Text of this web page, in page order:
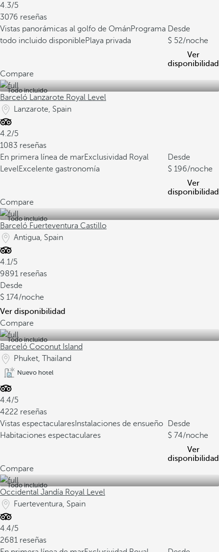
4.3/5
3076 reseñas
Vistas panorámicas al golfo de OmánPrograma
todo incluido disponiblePlaya privada
Desde
52/noche
Ver
disponibilidad
Compare
Todo incluido
Barceló Lanzarote Royal Level
Lanzarote, Spain
4.2/5
1083 reseñas
En primera línea de marExclusividad Royal
LevelExcelente gastronomía
Desde
196/noche
Ver
disponibilidad
Compare
Todo incluido
Barceló Fuerteventura Castillo
Antigua, Spain
4.1/5
9891 reseñas
Desde
174/noche
Ver disponibilidad
Compare
Todo incluido
Barceló Coconut Island
Phuket, Thailand
Nuevo hotel
4.4/5
4222 reseñas
Vistas espectaculares Instalaciones de ensueño
Habitaciones espectaculares
Desde
74/noche
Ver
disponibilidad
Compare
Todo incluido
Occidental Jandía Royal Level
Fuerteventura, Spain
4.4/5
2681 reseñas